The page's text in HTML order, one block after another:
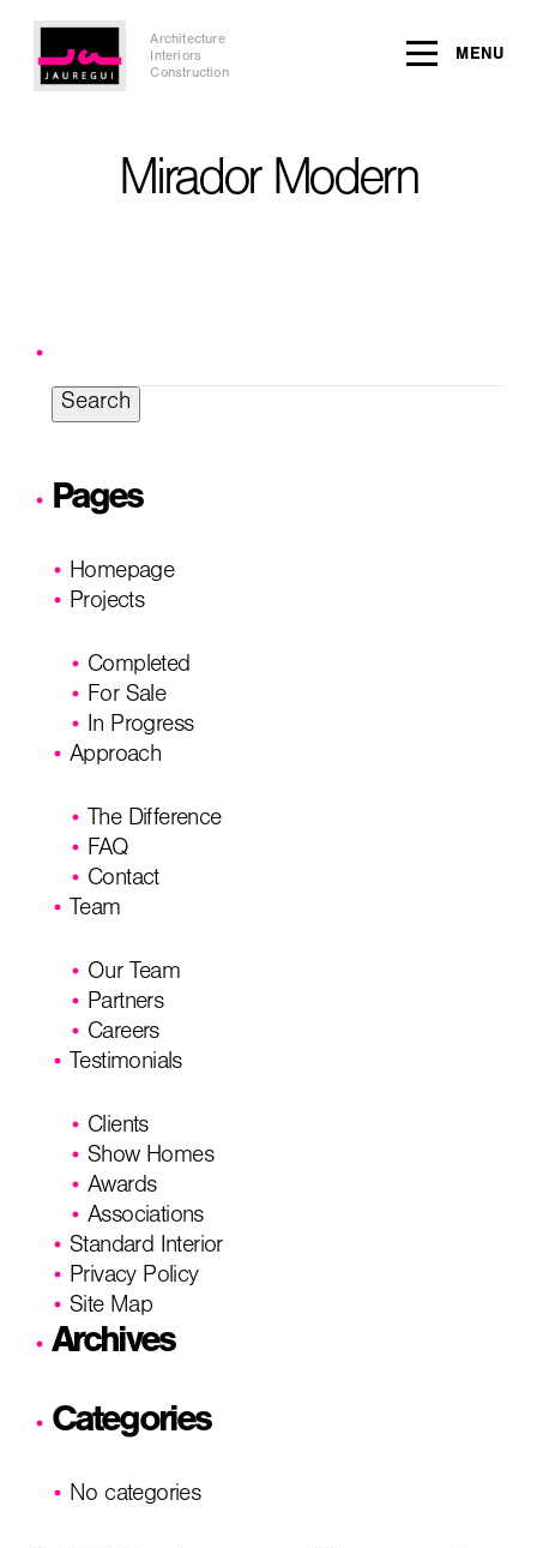
Architecture
Interiors
Construction
MENU
Mirador Modern
Pages
Homepage
Projects
Completed
For Sale
In Progress
Approach
The Difference
FAQ
Contact
Team
Our Team
Partners
Careers
Testimonials
Clients
Show Homes
Awards
Associations
Standard Interior
Privacy Policy
Site Map
Archives
Categories
No categories